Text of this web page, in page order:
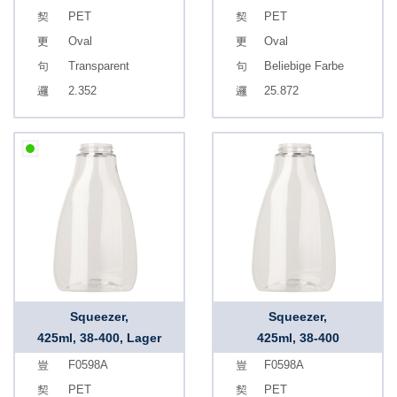
PET
Oval
Transparent
2.352
PET
Oval
Beliebige Farbe
25.872
Squeezer,
425ml, 38-400, Lager
F0598A
PET
Squeezer,
425ml, 38-400
F0598A
PET